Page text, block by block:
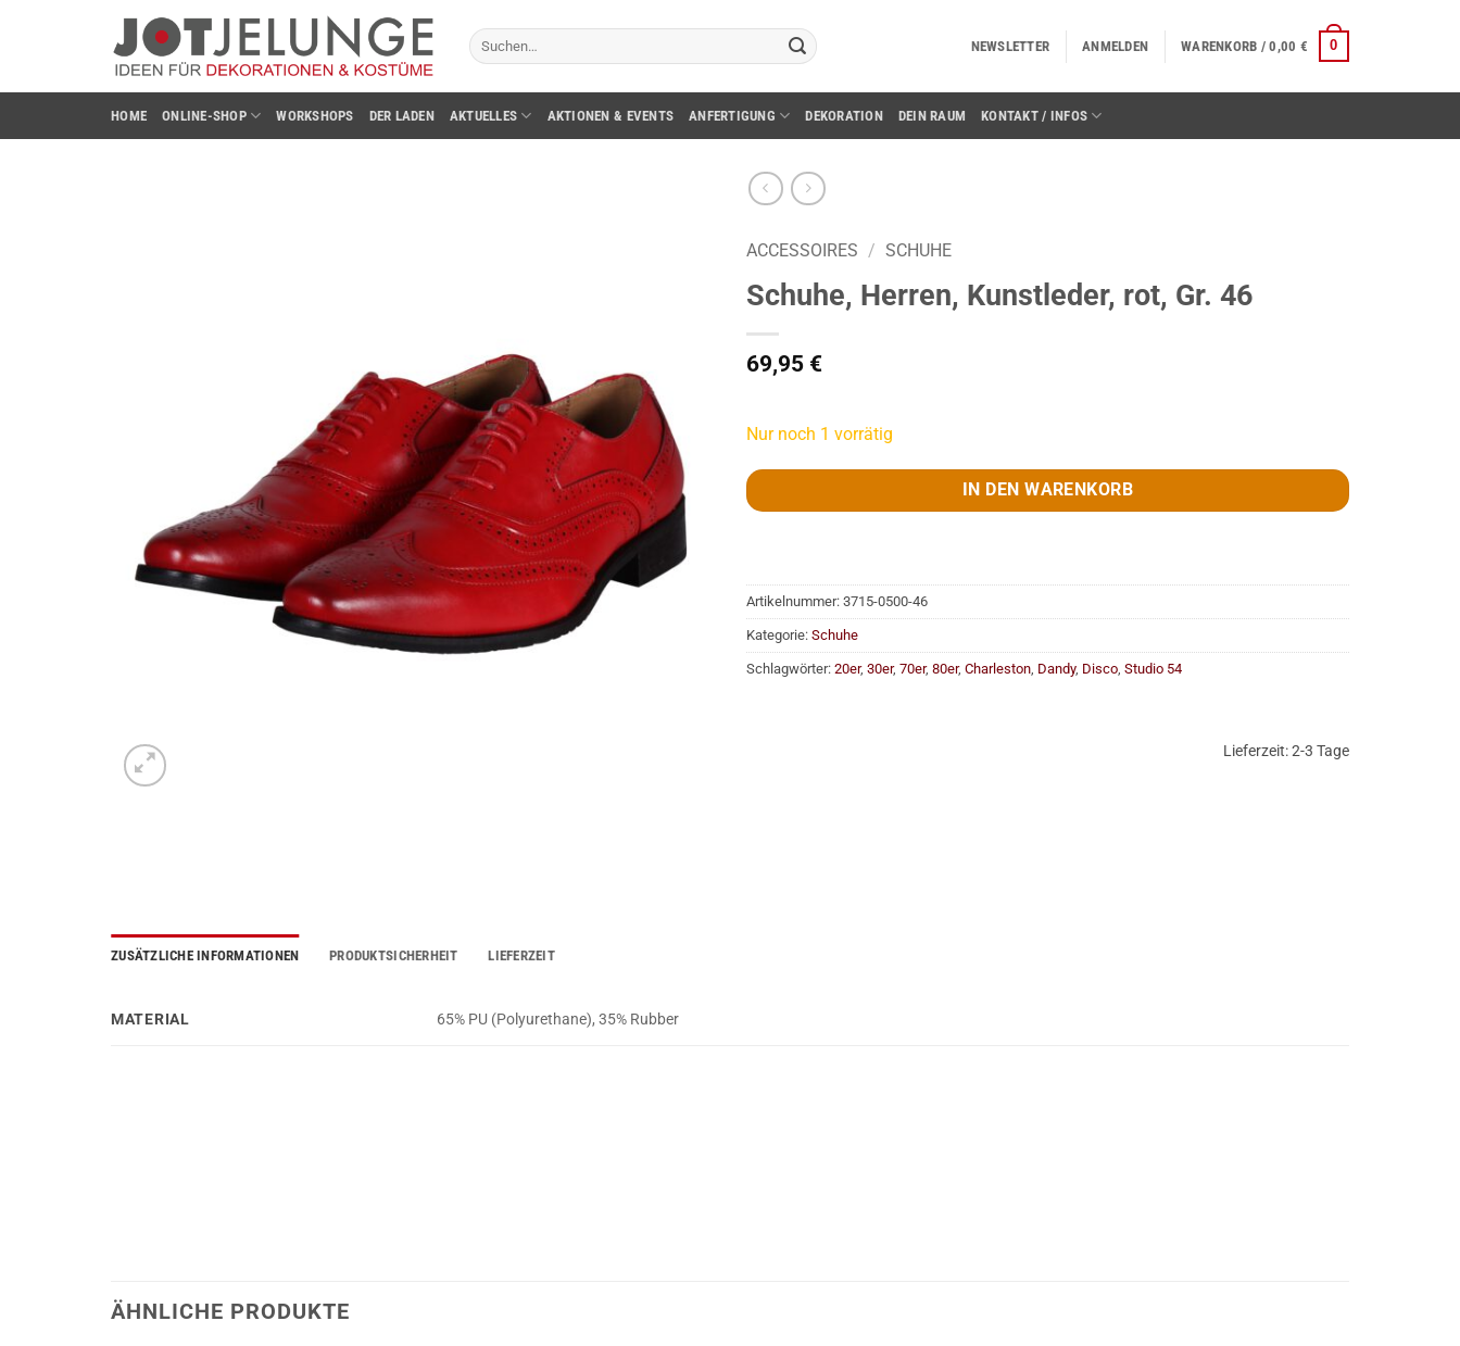
Suchen
nach:
NEWSLETTER ANMELDEN WARENKORB /0,00 € 0
HOME ONLINE-SHOP WORKSHOPS DER LADEN AKTUELLES AKTIONEN & EVENTS ANFERTIGUNG DEKORATION DEIN RAUM KONTAKT / INFOS
ACCESSOIRES / SCHUHE
Schuhe, Herren, Kunstleder, rot, Gr. 46
69,95 €
Nur noch 1 vorrätig
IN DEN WARENKORB
Artikelnummer: 3715-0500-46
Kategorie: Schuhe
Schlagwörter: 20er, 30er, 70er, 80er, Charleston, Dandy, Disco, Studio 54
Lieferzeit:2-3 Tage
ZUSÄTZLICHE INFORMATIONEN PRODUKTSICHERHEIT LIEFERZEIT
MATERIAL 65% PU (Polyurethane), 35% Rubber
ÄHNLICHE PRODUKTE